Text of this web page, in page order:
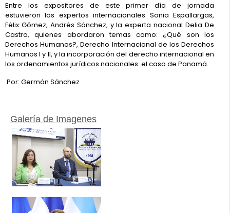
Entre los expositores de este primer día de jornada
estuvieron los expertos internacionales Sonia Espallargas,
Félix Gómez, Andrés Sánchez, y la experta nacional Delia De
Castro, quienes abordaron temas como: ¿Qué son los
Derechos Humanos?, Derecho Internacional de los Derechos
Humanos I y II, y la incorporación del derecho internacional en
los ordenamientos jurídicos nacionales: el caso de Panamá.
Por: Germán Sánchez
Galería de Imagenes